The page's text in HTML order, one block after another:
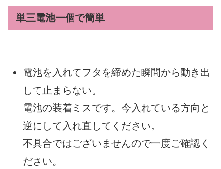
単三電池一個で簡単
電池を入れてフタを締めた瞬間から動き出
して止まらない。
電池の装着ミスです。今入れている方向と
逆にして入れ直してください。
不具合ではございませんので一度ご確認く
ださい。